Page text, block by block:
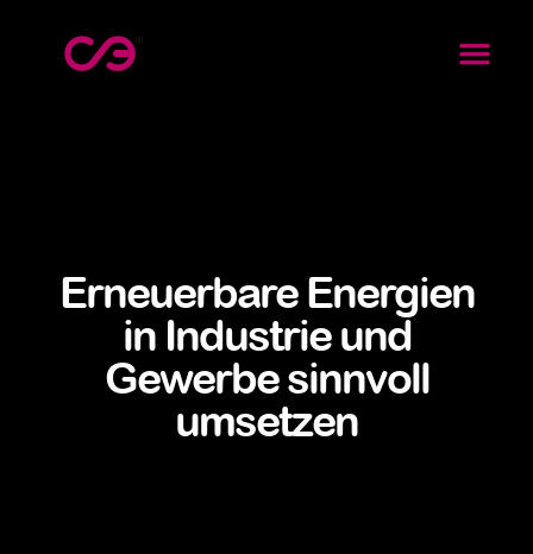
Erneuerbare Energien
in Industrie und
Gewerbe sinnvoll
umsetzen